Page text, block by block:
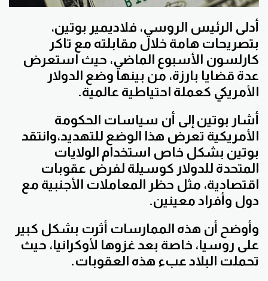
أدلى الرئيس الروسي، فلاديمير بوتين،
بتصريحات هامة خلال مقابلته مع تاكر
كارلسون الأسبوع الماضي، حيث استعرض
عدة قضايا بارزة، من بينها وضع الدولار
الأمريكي كعملة احتياطية عالمية.
أشار بوتين إلى أن سياسات الحكومة
الأمريكية تعرض هذا الوضع للتهديد،وانتقد
بوتين بشكل خاص استخدام الولايات
المتحدة للدولار كوسيلة لفرض عقوبات
اقتصادية، مثل حظر المعاملات الأجنبية مع
دول وأفراد معينين.
وأوضح أن هذه الممارسات أثرت بشكل كبير
على روسيا، خاصة بعد غزوها لأوكرانيا، حيث
تحملت البلاد عبء هذه العقوبات.